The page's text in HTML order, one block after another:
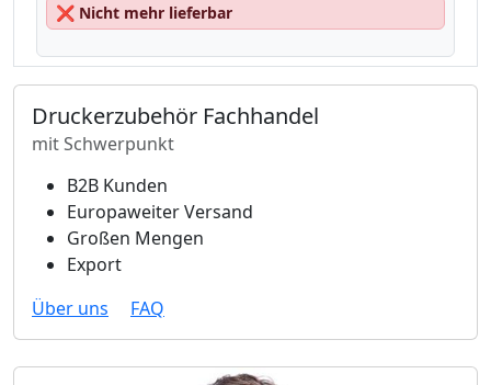
❌ Nicht mehr lieferbar
Druckerzubehör Fachhandel
mit Schwerpunkt
B2B Kunden
Europaweiter Versand
Großen Mengen
Export
Über uns
FAQ